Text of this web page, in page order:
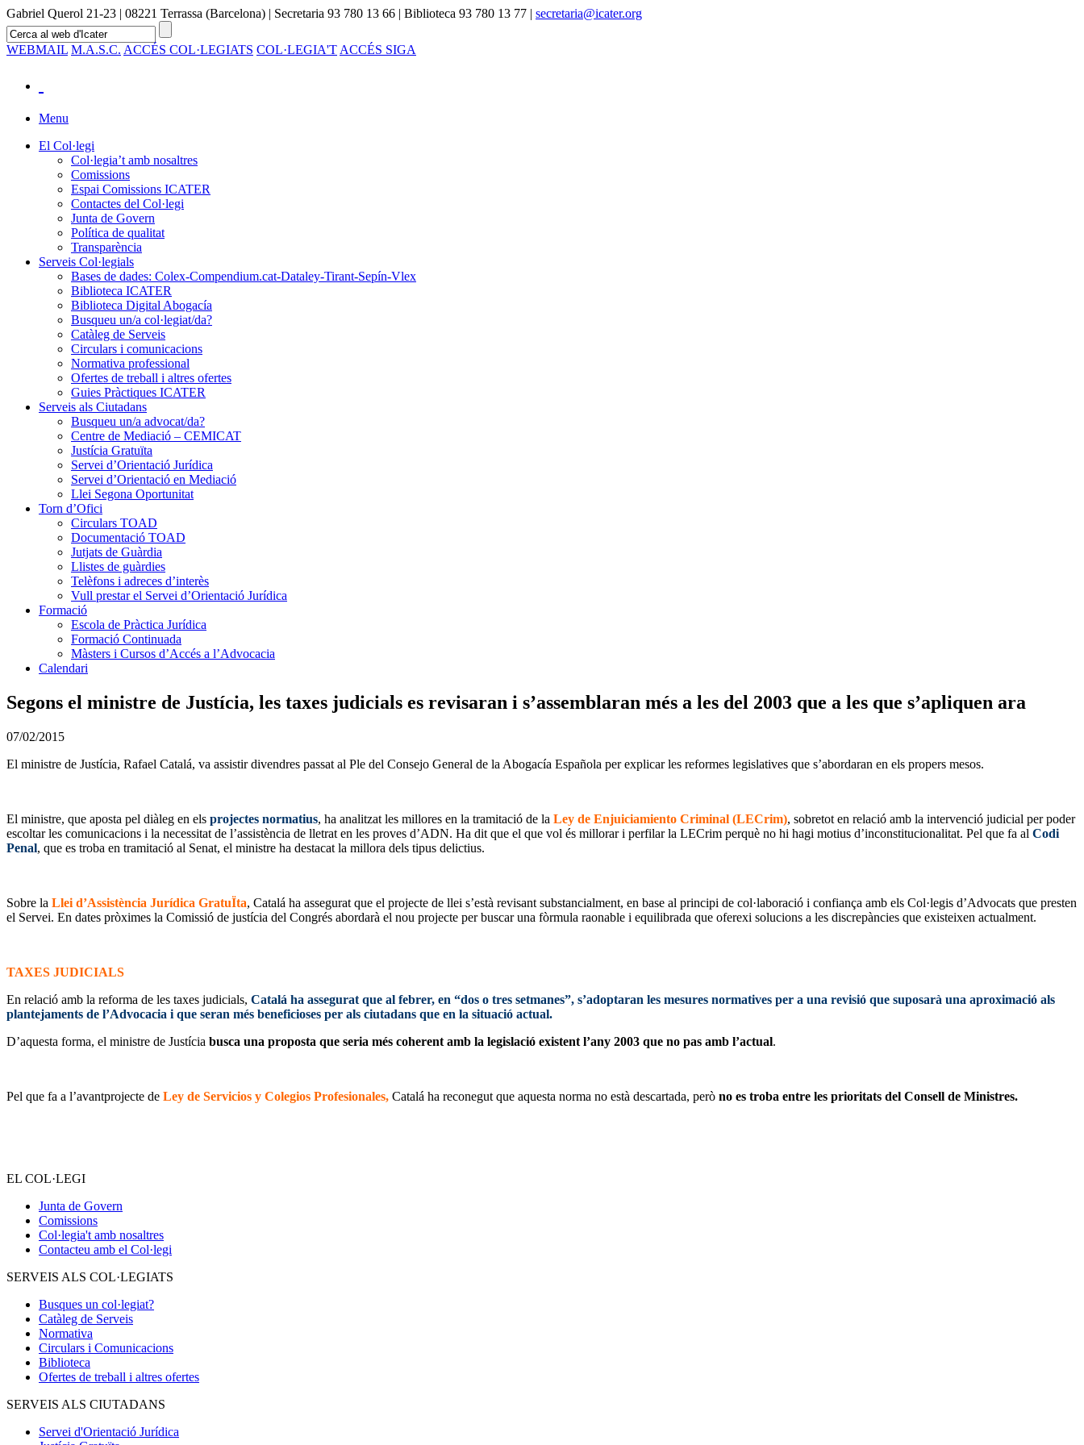
Gabriel Querol 21-23 | 08221 Terrassa (Barcelona) | Secretaria 93 780 13 66 | Biblioteca 93 780 13 77 | secretaria@icater.org
WEBMAIL M.A.S.C. ACCÉS COL·LEGIATS COL·LEGIA'T ACCÉS SIGA
Menu
El Col·legi
Col·legia’t amb nosaltres
Comissions
Espai Comissions ICATER
Contactes del Col·legi
Junta de Govern
Política de qualitat
Transparència
Serveis Col·legials
Bases de dades: Colex-Compendium.cat-Dataley-Tirant-Sepín-Vlex
Biblioteca ICATER
Biblioteca Digital Abogacía
Busqueu un/a col·legiat/da?
Catàleg de Serveis
Circulars i comunicacions
Normativa professional
Ofertes de treball i altres ofertes
Guies Pràctiques ICATER
Serveis als Ciutadans
Busqueu un/a advocat/da?
Centre de Mediació – CEMICAT
Justícia Gratuïta
Servei d’Orientació Jurídica
Servei d’Orientació en Mediació
Llei Segona Oportunitat
Torn d’Ofici
Circulars TOAD
Documentació TOAD
Jutjats de Guàrdia
Llistes de guàrdies
Telèfons i adreces d’interès
Vull prestar el Servei d’Orientació Jurídica
Formació
Escola de Pràctica Jurídica
Formació Continuada
Màsters i Cursos d’Accés a l’Advocacia
Calendari
Segons el ministre de Justícia, les taxes judicials es revisaran i s’assemblaran més a les del 2003 que a les que s’apliquen ara
07/02/2015
El ministre de Justícia, Rafael Catalá, va assistir divendres passat al Ple del Consejo General de la Abogacía Española per explicar les reformes legislatives que s’abordaran en els propers mesos.
El ministre, que aposta pel diàleg en els projectes normatius, ha analitzat les millores en la tramitació de la Ley de Enjuiciamiento Criminal (LECrim), sobretot en relació amb la intervenció judicial per poder
escoltar les comunicacions i la necessitat de l’assistència de lletrat en les proves d’ADN. Ha dit que el que vol és millorar i perfilar la LECrim perquè no hi hagi motius d’inconstitucionalitat. Pel que fa al Codi
Penal, que es troba en tramitació al Senat, el ministre ha destacat la millora dels tipus delictius.
Sobre la Llei d’Assistència Jurídica GratuÏta, Catalá ha assegurat que el projecte de llei s’està revisant substancialment, en base al principi de col·laboració i confiança amb els Col·legis d’Advocats que presten
el Servei. En dates pròximes la Comissió de justícia del Congrés abordarà el nou projecte per buscar una fòrmula raonable i equilibrada que oferexi solucions a les discrepàncies que existeixen actualment.
TAXES JUDICIALS
En relació amb la reforma de les taxes judicials, Catalá ha assegurat que al febrer, en “dos o tres setmanes”, s’adoptaran les mesures normatives per a una revisió que suposarà una aproximació als
plantejaments de l’Advocacia i que seran més beneficioses per als ciutadans que en la situació actual.
D’aquesta forma, el ministre de Justícia busca una proposta que seria més coherent amb la legislació existent l’any 2003 que no pas amb l’actual.
Pel que fa a l’avantprojecte de Ley de Servicios y Colegios Profesionales, Catalá ha reconegut que aquesta norma no està descartada, però no es troba entre les prioritats del Consell de Ministres.
EL COL·LEGI
Junta de Govern
Comissions
Col·legia't amb nosaltres
Contacteu amb el Col·legi
SERVEIS ALS COL·LEGIATS
Busques un col·legiat?
Catàleg de Serveis
Normativa
Circulars i Comunicacions
Biblioteca
Ofertes de treball i altres ofertes
SERVEIS ALS CIUTADANS
Servei d'Orientació Jurídica